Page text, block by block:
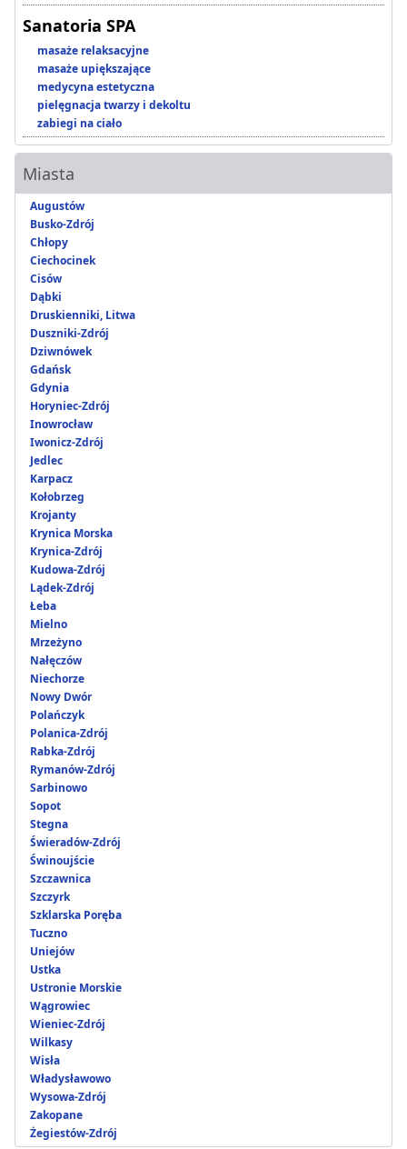
Sanatoria SPA
masaże relaksacyjne
masaże upiększające
medycyna estetyczna
pielęgnacja twarzy i dekoltu
zabiegi na ciało
Miasta
Augustów
Busko-Zdrój
Chłopy
Ciechocinek
Cisów
Dąbki
Druskienniki, Litwa
Duszniki-Zdrój
Dziwnówek
Gdańsk
Gdynia
Horyniec-Zdrój
Inowrocław
Iwonicz-Zdrój
Jedlec
Karpacz
Kołobrzeg
Krojanty
Krynica Morska
Krynica-Zdrój
Kudowa-Zdrój
Lądek-Zdrój
Łeba
Mielno
Mrzeżyno
Nałęczów
Niechorze
Nowy Dwór
Polańczyk
Polanica-Zdrój
Rabka-Zdrój
Rymanów-Zdrój
Sarbinowo
Sopot
Stegna
Świeradów-Zdrój
Świnoujście
Szczawnica
Szczyrk
Szklarska Poręba
Tuczno
Uniejów
Ustka
Ustronie Morskie
Wągrowiec
Wieniec-Zdrój
Wilkasy
Wisła
Władysławowo
Wysowa-Zdrój
Zakopane
Żegiestów-Zdrój